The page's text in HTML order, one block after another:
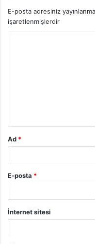
E-posta adresiniz
işaretlenmişlerdir
Ad *
E-posta *
İnternet sitesi